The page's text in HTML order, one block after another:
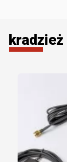
kradzież